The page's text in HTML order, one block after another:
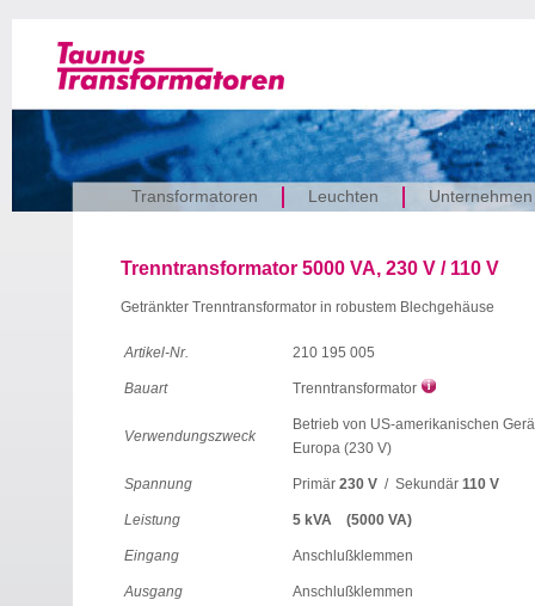
Transformatoren Leuchten Unternehmen
Trenntransformator 5000 VA, 230 V / 110 V
Getränkter Trenntransformator in robustem Blechgehäuse
Artikel-Nr. 210 195 005
Bauart Trenntransformator
Verwendungszweck
Betrieb von US-amerikanischen
Europa (230 V)
Spannung Primär 230 V / Sekundär 110 V
Leistung 5 kVA (5000 VA)
Eingang Anschlußklemmen
Ausgang Anschlußklemmen